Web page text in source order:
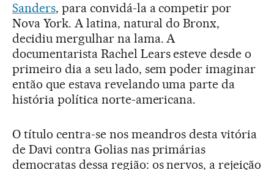
Sanders, para convidá-la a competir por
Nova York. A latina, natural do Bronx,
decidiu mergulhar na lama. A
documentarista Rachel Lears esteve desde o
primeiro dia a seu lado, sem poder imaginar
então que estava revelando uma parte da
história política norte-americana.
O título centra-se nos meandros desta vitória
de Davi contra Golias nas primárias
democratas dessa região: os nervos, a rejeição